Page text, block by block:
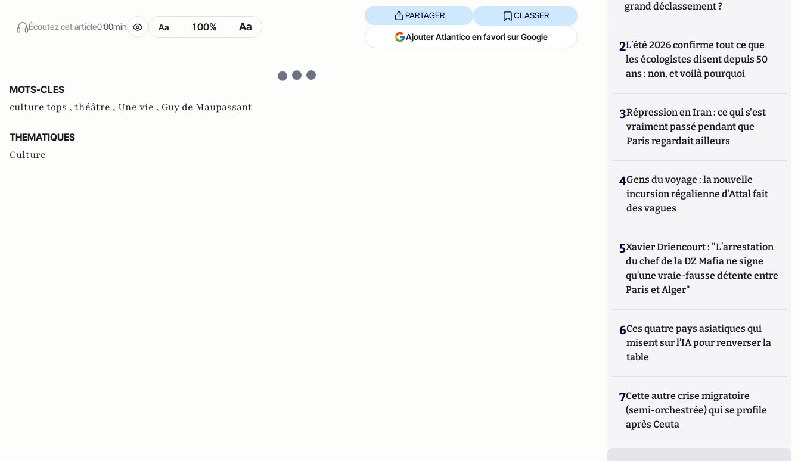
Écoutez cet article0:00min Aa 100% Aa
PARTAGER CLASSER
Ajouter Atlantico en favori sur Google
MOTS-CLES
culture tops , théâtre , Une vie , Guy de Maupassant
THEMATIQUES
Culture
grand déclassement ?
2L’été 2026 confirme tout ce que
les écologistes disent depuis 50
ans : non, et voilà pourquoi
3Répression en Iran : ce qui s'est
vraiment passé pendant que
Paris regardait ailleurs
4Gens du voyage : la nouvelle
incursion régalienne d'Attal fait
des vagues
5Xavier Driencourt : "L’arrestation
du chef de la DZ Mafia ne signe
qu’une vraie-fausse détente entre
Paris et Alger"
6Ces quatre pays asiatiques qui
misent sur l’IA pour renverser la
table
7Cette autre crise migratoire
(semi-orchestrée) qui se profile
après Ceuta